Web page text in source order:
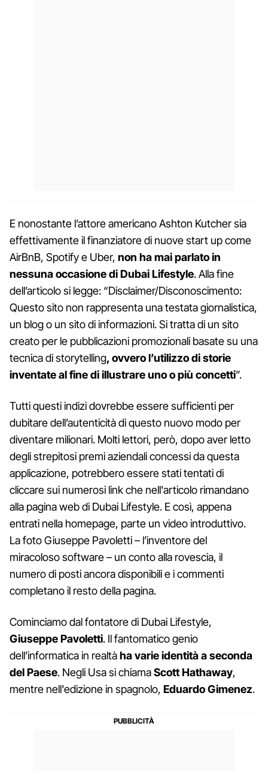
E nonostante l’attore americano Ashton Kutcher sia
effettivamente il finanziatore di nuove start up come
AirBnB, Spotify e Uber, non ha mai parlato in
nessuna occasione di Dubai Lifestyle. Alla fine
dell’articolo si legge: “Disclaimer/Disconoscimento:
Questo sito non rappresenta una testata giornalistica,
un blog o un sito di informazioni. Si tratta di un sito
creato per le pubblicazioni promozionali basate su una
tecnica di storytelling, ovvero l’utilizzo di storie
inventate al fine di illustrare uno o più concetti”.
Tutti questi indizi dovrebbe essere sufficienti per
dubitare dell’autenticità di questo nuovo modo per
diventare milionari. Molti lettori, però, dopo aver letto
degli strepitosi premi aziendali concessi da questa
applicazione, potrebbero essere stati tentati di
cliccare sui numerosi link che nell'articolo rimandano
alla pagina web di Dubai Lifestyle. E così, appena
entrati nella homepage, parte un video introduttivo.
La foto Giuseppe Pavoletti – l’inventore del
miracoloso software – un conto alla rovescia, il
numero di posti ancora disponibili e i commenti
completano il resto della pagina.
Cominciamo dal fontatore di Dubai Lifestyle,
Giuseppe Pavoletti. Il fantomatico genio
dell’informatica in realtàha varie identità a seconda
del Paese. Negli Usa si chiamaScott Hathaway,
mentre nell'edizione in spagnolo, Eduardo Gimenez.